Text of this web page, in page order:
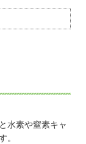
水素や窒素キャ
。